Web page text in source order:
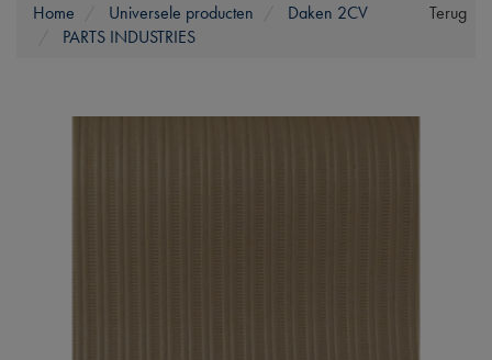
Terug
Home Universele producten
Daken 2CV
PARTS INDUSTRIES